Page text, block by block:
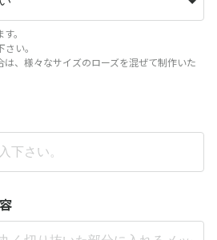
。
い。
、様々なサイズのローズを混ぜて制作いた